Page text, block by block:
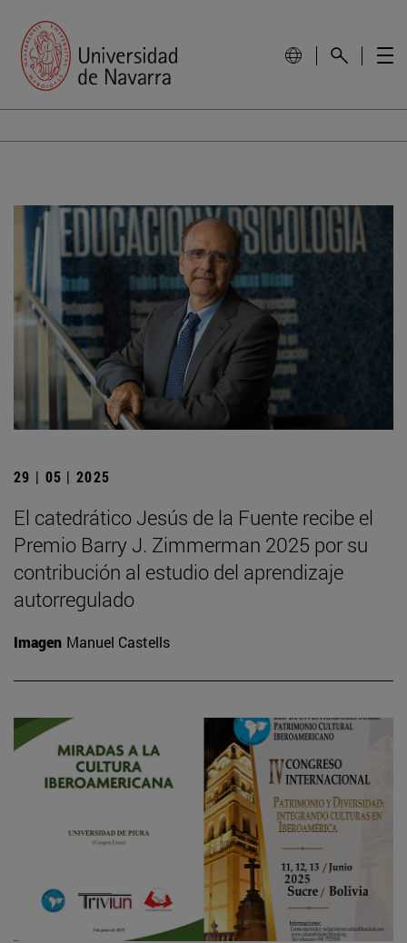
29 | 05 | 2025
El catedrático Jesús de la Fuente recibe el
Premio Barry J. Zimmerman 2025 por su
contribución al estudio del aprendizaje
autorregulado
Imagen Manuel Castells